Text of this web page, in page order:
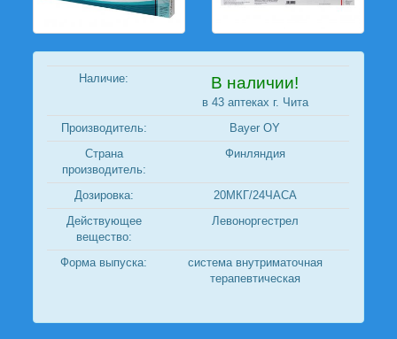
Наличие: В наличии!
в 43 аптеках г. Чита
Производитель:
Bayer OY
Страна
производитель:
Финляндия
Дозировка:
20МКГ/24ЧАСА
Действующее
вещество:
Левоноргестрел
Форма выпуска:
система внутриматочная
терапевтическая